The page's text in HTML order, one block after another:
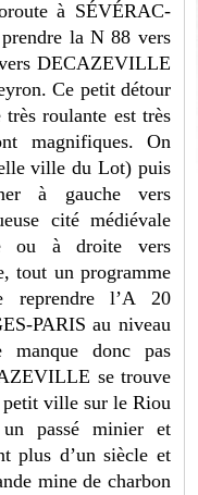
à SÉVÉRAC-
la N 88 vers
DECAZEVILLE
Ce petit détour
roulante est très
magnifiques. On
ville du Lot) puis
à gauche vers
cité médiévale
ou à droite vers
tout un programme
reprendre l’A 20
PARIS au niveau
donc pas
se trouve
petit ville sur le Riou
passé minier et
plus d’un siècle et
mine de charbon